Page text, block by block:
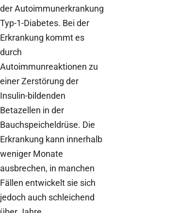
der Autoimmunerkrankung
Typ-1-Diabetes. Bei der
Erkrankung kommt es
durch
Autoimmunreaktionen zu
einer Zerstörung der
Insulin-bildenden
Betazellen in der
Bauchspeicheldrüse. Die
Erkrankung kann innerhalb
weniger Monate
ausbrechen, in manchen
Fällen entwickelt sie sich
jedoch auch schleichend